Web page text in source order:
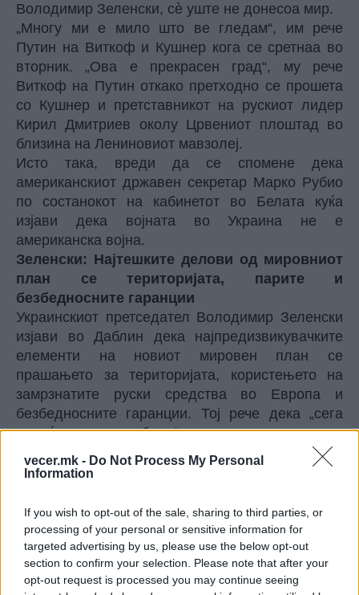
vecer.mk - Do Not Process My Personal
Information
If you wish to opt-out of the sale, sharing to third parties, or
processing of your personal or sensitive information for
targeted advertising by us, please use the below opt-out
section to confirm your selection. Please note that after your
opt-out request is processed you may continue seeing
Володимир Зеленски, сè уште не донесоа мир.
„Многу ми е мило што ве гледам“, им рече
Путин на Виткоф и Кушнер кога се сретнаа во
вторник. „Ова е прекрасен град“, му рече
Виткоф на Путин откако претходно се прошета
со Кушнер и претставникот на рускиот лидер
Кирил Дмитриев околу Црвениот плоштад во
близина на Лениновиот мавзолеј.
Исто така, вреди да се спомене дека
американскиот државен секретар Марко Рубио
по состанокот на кабинетот во Белата куќа
изјави дека војната во Украина не е
американска војна.
Зеленски: Најтешките делови од мировниот
план се територијата, парите и
безбедносните гаранции
Украинскиот претседател Володимир Зеленски
изјави во Даблин дека најпредизвикувачките
елементи на новиот мировен план се
прашањето за територијата, користењето на
замрзнатите руски средства во Европа и
безбедносните гаранции. Тој рече дека „сега
повеќе од кога било“ постои шанса да се
заврши војната, објави Би-Би-Си.
По средбата со ирскиот премиер Мајкл Мартин,
со американскиот претставник Стив Виткоф, кој
во вторник ќе се сретне со рускиот претседател
Владимир Путин во Москва. Украина, рече тој,
ги чека резултатите од таа средба. „Ќе
реагирам според тие резултати, ако